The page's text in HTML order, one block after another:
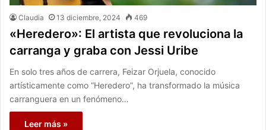
Claudia 13 diciembre, 2024 469
«Heredero»: El artista que revoluciona la
carranga y graba con Jessi Uribe
En solo tres años de carrera, Feizar Orjuela, conocido
artísticamente como “Heredero”, ha transformado la música
carranguera en un fenómeno…
Leer más »